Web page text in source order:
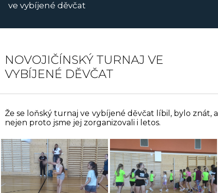
ve vybíjené děvčat
NOVOJIČÍNSKÝ TURNAJ VE
VYBÍJENÉ DĚVČAT
Že se loňský turnaj ve vybíjené děvčat líbil, bylo znát, a
nejen proto jsme jej zorganizovali i letos.